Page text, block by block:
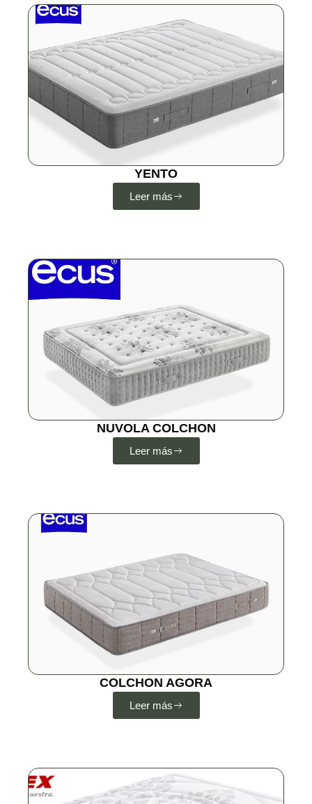
YENTO
Leer más
NUVOLA COLCHON
Leer más
COLCHON AGORA
Leer más